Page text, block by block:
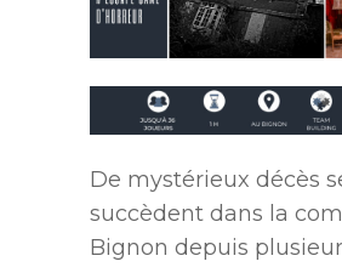
De mystérieux décès
succèdent dans la
Bignon depuis